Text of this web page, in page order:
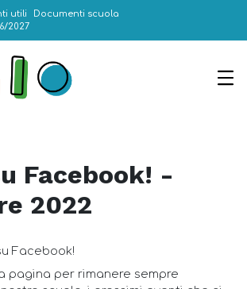
utili
Documenti scuola
2027
Facebook! -
2022
Facebook!
pagina per rimanere sempre